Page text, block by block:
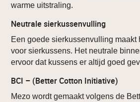
warme uitstraling.
Neutrale sierkussenvulling
Een goede sierkussenvulling maakt
voor sierkussens. Het neutrale
ervoor dat kussens er altijd goed
BCI – (Better Cotton Initiative)
Mezo wordt gemaakt volgens de